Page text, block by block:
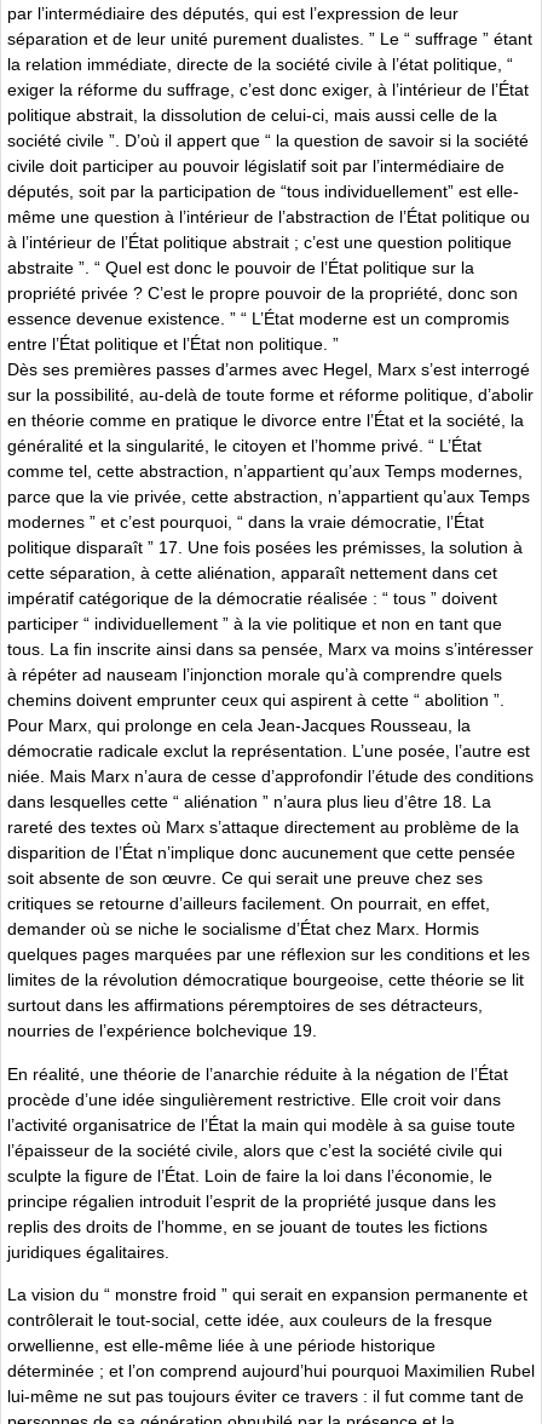
par l’intermédiaire des députés, qui est l’expression de leur
séparation et de leur unité purement dualistes. ” Le “ suffrage ” étant
la relation immédiate, directe de la société civile à l’état politique, “
exiger la réforme du suffrage, c’est donc exiger, à l’intérieur de l’État
politique abstrait, la dissolution de celui-ci, mais aussi celle de la
société civile ”. D’où il appert que “ la question de savoir si la société
civile doit participer au pouvoir législatif soit par l’intermédiaire de
députés, soit par la participation de “tous individuellement” est elle-
même une question à l’intérieur de l’abstraction de l’État politique ou
à l’intérieur de l’État politique abstrait ; c’est une question politique
abstraite ”. “ Quel est donc le pouvoir de l’État politique sur la
propriété privée ? C’est le propre pouvoir de la propriété, donc son
essence devenue existence. ” “ L’État moderne est un compromis
entre l’État politique et l’État non politique. ”
Dès ses premières passes d’armes avec Hegel, Marx s’est interrogé
sur la possibilité, au-delà de toute forme et réforme politique, d’abolir
en théorie comme en pratique le divorce entre l’État et la société, la
généralité et la singularité, le citoyen et l’homme privé. “ L’État
comme tel, cette abstraction, n’appartient qu’aux Temps modernes,
parce que la vie privée, cette abstraction, n’appartient qu’aux Temps
modernes ” et c’est pourquoi, “ dans la vraie démocratie, l’État
politique disparaît ” 17. Une fois posées les prémisses, la solution à
cette séparation, à cette aliénation, apparaît nettement dans cet
impératif catégorique de la démocratie réalisée : “ tous ” doivent
participer “ individuellement ” à la vie politique et non en tant que
tous. La fin inscrite ainsi dans sa pensée, Marx va moins s’intéresser
à répéter ad nauseam l’injonction morale qu’à comprendre quels
chemins doivent emprunter ceux qui aspirent à cette “ abolition ”.
Pour Marx, qui prolonge en cela Jean-Jacques Rousseau, la
démocratie radicale exclut la représentation. L’une posée, l’autre est
niée. Mais Marx n’aura de cesse d’approfondir l’étude des conditions
dans lesquelles cette “ aliénation ” n’aura plus lieu d’être 18. La
rareté des textes où Marx s’attaque directement au problème de la
disparition de l’État n’implique donc aucunement que cette pensée
soit absente de son œuvre. Ce qui serait une preuve chez ses
critiques se retourne d’ailleurs facilement. On pourrait, en effet,
demander où se niche le socialisme d’État chez Marx. Hormis
quelques pages marquées par une réflexion sur les conditions et les
limites de la révolution démocratique bourgeoise, cette théorie se lit
surtout dans les affirmations péremptoires de ses détracteurs,
nourries de l’expérience bolchevique 19.
En réalité, une théorie de l’anarchie réduite à la négation de l’État
procède d’une idée singulièrement restrictive. Elle croit voir dans
l’activité organisatrice de l’État la main qui modèle à sa guise toute
l’épaisseur de la société civile, alors que c’est la société civile qui
sculpte la figure de l’État. Loin de faire la loi dans l’économie, le
principe régalien introduit l’esprit de la propriété jusque dans les
replis des droits de l’homme, en se jouant de toutes les fictions
juridiques égalitaires.
La vision du “ monstre froid ” qui serait en expansion permanente et
contrôlerait le tout-social, cette idée, aux couleurs de la fresque
orwellienne, est elle-même liée à une période historique
déterminée ; et l’on comprend aujourd’hui pourquoi Maximilien Rubel
lui-même ne sut pas toujours éviter ce travers : il fut comme tant de